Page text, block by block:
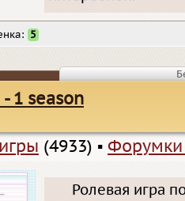
5
1 season
(4933) ▪
Ролевая игра